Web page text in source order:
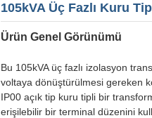
105kVA Üç Fazlı Kuru
Ürün Genel Görünümü
Bu 105kVA üç fazlı izolasyon
voltaya dönüştürülmesi gereken
IP00 açık tip kuru tipli bir
erişilebilir bir terminal düzenini